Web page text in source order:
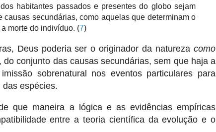
habitantes passados e presentes do globo sejam
causas secundárias, como aquelas que determinam o
morte do indivíduo. (7)
Deus poderia ser o originador da natureza como
do conjunto das causas secundárias, sem que haja a
sobrenatural nos eventos particulares para
espécies.
que maneira a lógica e as evidências empíricas
entre a teoria científica da evolução e o